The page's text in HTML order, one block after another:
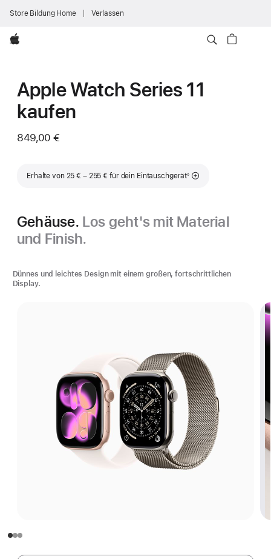
Store Bildung Home Verlassen
Apple
Apple Watch Series 11
kaufen
849,00 €
Erhalte von 25 € – 255 € für dein Eintauschgerät
Fußnote
◊
Gehäuse. Los geht's mit Material
und Finish.
Dünnes und leichtes Design mit einem großen, fortschrittlichen
Display.